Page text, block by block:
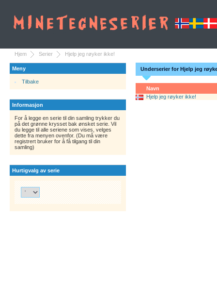
Hjem Serier Hjelp jeg røyker ikke!
Meny
Tilbake
Informasjon
For å legge en serie til din samling trykker du
på det grønne krysset bak ønsket serie. Vil
du legge til alle seriene som vises, velges
dette fra menyen ovenfor. (Du må være
registrert bruker for å få tilgang til din
samling)
Hurtigvalg av serie
Underserier for Hjelp jeg
Navn
Hjelp jeg røyker ikke!